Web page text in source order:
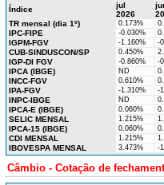
Índice
jul
2026
TR mensal (dia 1º)
0.173%
IPC-FIPE -0.030%
IGPM-FGV -1.160% -
CUB-SINDUSCON/SP 0.450%
IGP-DI FGV -0.860% -
IPCA (IBGE) ND
INCC-FGV 0.610%
IPA-FGV -1.310% -
INPC-IBGE ND
IPCA-E (IBGE) 0.060%
SELIC MENSAL 1.215%
IPCA-15 (IBGE) 0.060%
CDI MENSAL 1.215%
IBOVESPA MENSAL 3.473% -
Câmbio - Cotação de